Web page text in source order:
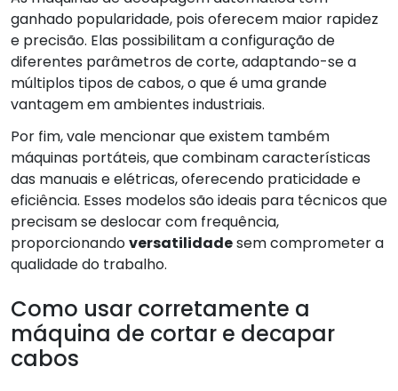
ganhado popularidade, pois oferecem maior rapidez
e precisão. Elas possibilitam a configuração de
diferentes parâmetros de corte, adaptando-se a
múltiplos tipos de cabos, o que é uma grande
vantagem em ambientes industriais.
Por fim, vale mencionar que existem também
máquinas portáteis, que combinam características
das manuais e elétricas, oferecendo praticidade e
eficiência. Esses modelos são ideais para técnicos que
precisam se deslocar com frequência,
proporcionandoversatilidadesem comprometer a
qualidade do trabalho.
Como usar corretamente a
máquina de cortar e decapar
cabos